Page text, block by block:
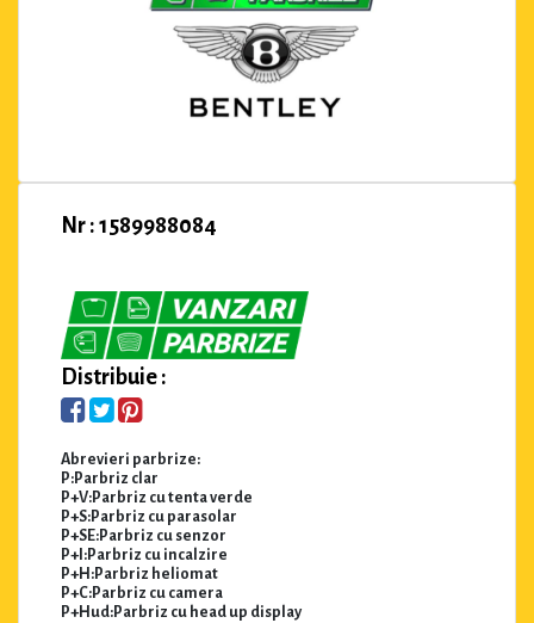
Nr : 1589988084
Distribuie :
Abrevieri parbrize:
P:Parbriz clar
P+V:Parbriz cu tenta verde
P+S:Parbriz cu parasolar
P+SE:Parbriz cu senzor
P+I:Parbriz cu incalzire
P+H:Parbriz heliomat
P+C:Parbriz cu camera
P+Hud:Parbriz cu head up display